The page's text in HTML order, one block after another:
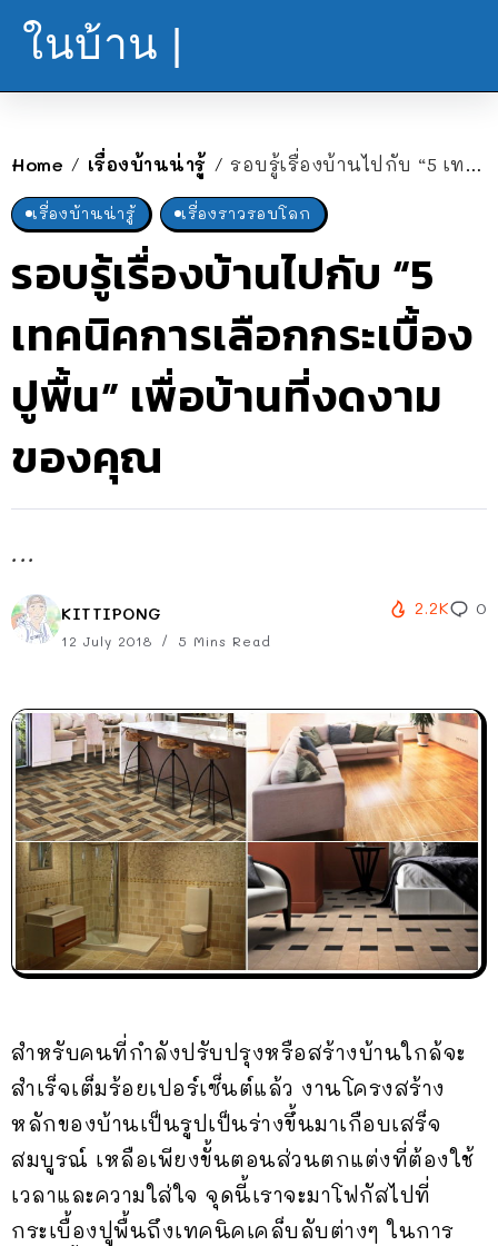
ในบ้าน |
Home / เรื่องบ้านน่ารู้ / รอบรู้เรื่องบ้านไปกับ “5 เทคนิคการเลือกกระเบื้องปูพื้น” เพื่อบ้านที่งดงามของคุณ
เรื่องบ้านน่ารู้ เรื่องราวรอบโลก
รอบรู้เรื่องบ้านไปกับ “5
เทคนิคการเลือกกระเบื้อง
ปูพื้น” เพื่อบ้านที่งดงาม
ของคุณ
...
KITTIPONG
12 July 2018 5 Mins Read
2.2K 0
สำหรับคนที่กำลังปรับปรุงหรือสร้างบ้านใกล้จะ
สำเร็จเต็มร้อยเปอร์เซ็นต์แล้ว งานโครงสร้าง
หลักของบ้านเป็นรูปเป็นร่างขึ้นมาเกือบเสร็จ
สมบูรณ์ เหลือเพียงขั้นตอนส่วนตกแต่งที่ต้องใช้
เวลาและความใส่ใจ จุดนี้เราจะมาโฟกัสไปที่
กระเบื้องปูพื้นถึงเทคนิคเคล็บลับต่างๆ ในการ